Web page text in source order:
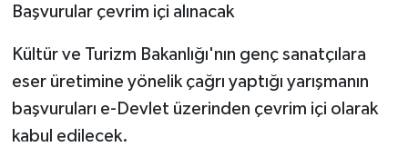
Başvurular çevrim içi alınacak
Kültür ve Turizm Bakanlığı'nın genç sanatçılara
eser üretimine yönelik çağrı yaptığı yarışmanın
başvuruları e-Devlet üzerinden çevrim içi olarak
kabul edilecek.